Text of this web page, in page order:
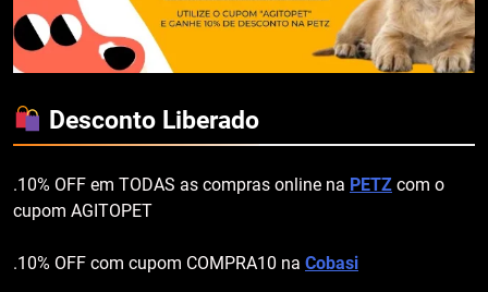
Desconto Liberado
.10% OFF em TODAS as compras online na PETZ com o
cupom AGITOPET
.10% OFF com cupom COMPRA10 na Cobasi